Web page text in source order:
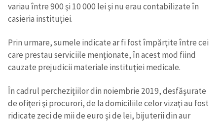
variau între 900 şi 10 000 lei şi nu erau contabilizate în
casieria instituției.
Prin urmare, sumele indicate ar fi fost împărţite între cei
care prestau serviciile menţionate, în acest mod fiind
cauzate prejudicii materiale instituţiei medicale.
În cadrul percheziţiilor din noiembrie 2019, desfăşurate
de ofiţeri şi procurori, de la domiciliile celor vizaţi au fost
ridicate zeci de mii de euro şi de lei, bijuterii din aur